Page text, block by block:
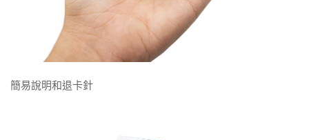
簡易說明和退卡針